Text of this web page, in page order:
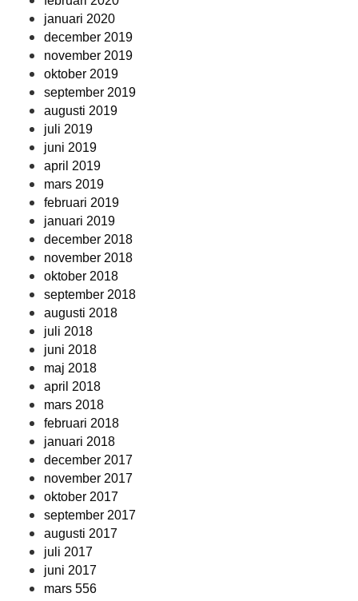
januari 2020
december 2019
november 2019
oktober 2019
september 2019
augusti 2019
juli 2019
juni 2019
april 2019
mars 2019
februari 2019
januari 2019
december 2018
november 2018
oktober 2018
september 2018
augusti 2018
juli 2018
juni 2018
maj 2018
april 2018
mars 2018
februari 2018
januari 2018
december 2017
november 2017
oktober 2017
september 2017
augusti 2017
juli 2017
juni 2017
mars 556